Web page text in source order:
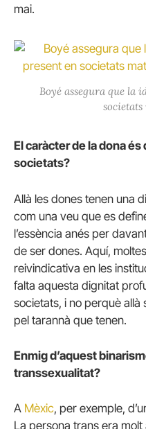
mai.
Boyé assegura que la
El caràcter de la dona
societats?
Allà les dones tenen una
com una veu que es
l’essència anés per
de ser dones. Aquí,
reivindicativa en les
falta aquesta dignitat
societats, i no perquè allà
pel tarannà que tenen.
Enmig d’aquest
transsexualitat?
A Mèxic, per exemple,
La persona trans era